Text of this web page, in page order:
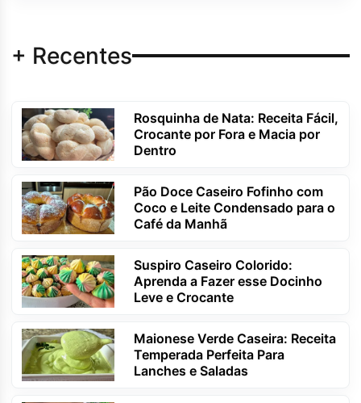
+ Recentes
Rosquinha de Nata: Receita Fácil,
Crocante por Fora e Macia por
Dentro
Pão Doce Caseiro Fofinho com
Coco e Leite Condensado para o
Café da Manhã
Suspiro Caseiro Colorido:
Aprenda a Fazer esse Docinho
Leve e Crocante
Maionese Verde Caseira: Receita
Temperada Perfeita Para
Lanches e Saladas